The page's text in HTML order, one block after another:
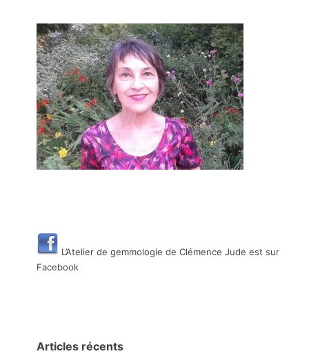
L’Atelier de gemmologie de Clémence Jude est sur
Facebook
Articles récents